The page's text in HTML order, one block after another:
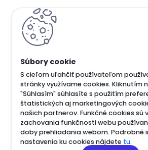
S cieľom uľahčiť používateľom
stránky využívame cookies. Kliknutím
"Súhlasím" súhlasíte s použitím
štatistických aj marketingových
našich partnerov. Funkčné cookies sú
zachovania funkčnosti webu
doby prehliadania webom. Podrobné
nastavenia ku cookies nájdete tu.
<script src="https://
<script src="https://
<script src="https://